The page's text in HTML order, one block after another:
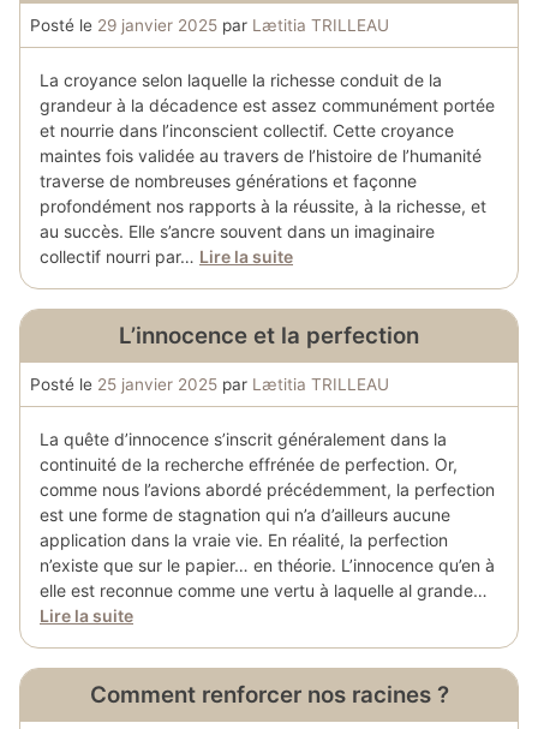
Posté le 29 janvier 2025 par Lætitia TRILLEAU
La croyance selon laquelle la richesse conduit de la
grandeur à la décadence est assez communément portée
et nourrie dans l’inconscient collectif. Cette croyance
maintes fois validée au travers de l’histoire de l’humanité
traverse de nombreuses générations et façonne
profondément nos rapports à la réussite, à la richesse, et
au succès. Elle s’ancre souvent dans un imaginaire
collectif nourri par… Lire la suite
L’innocence et la perfection
Posté le 25 janvier 2025 par Lætitia TRILLEAU
La quête d’innocence s’inscrit généralement dans la
continuité de la recherche effrénée de perfection. Or,
comme nous l’avions abordé précédemment, la perfection
est une forme de stagnation qui n’a d’ailleurs aucune
application dans la vraie vie. En réalité, la perfection
n’existe que sur le papier… en théorie. L’innocence qu’en à
elle est reconnue comme une vertu à laquelle al grande…
Lire la suite
Comment renforcer nos racines ?